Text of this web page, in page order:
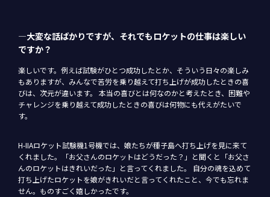
―大変な話ばかりですが、それでもロケットの仕事は楽しい
ですか？
楽しいです。例えば試験がひとつ成功したとか、そういう日々の楽しみ
もありますが、みんなで苦労を乗り越えて打ち上げが成功したときの喜
びは、次元が違います。 本当の喜びとは何なのかと考えたとき、困難や
チャレンジを乗り越えて成功したときの喜びは何物にも代えがたいで
す。
H-IIAロケット試験機1号機では、娘たちが種子島へ打ち上げを見に来て
くれました。「お父さんのロケットはどうだった？」と聞くと「お父さ
んのロケットはきれいだった」と言ってくれました。 自分の魂を込めて
打ち上げたロケットを娘がきれいだと言ってくれたこと、今でも忘れま
せん。ものすごく嬉しかったです。